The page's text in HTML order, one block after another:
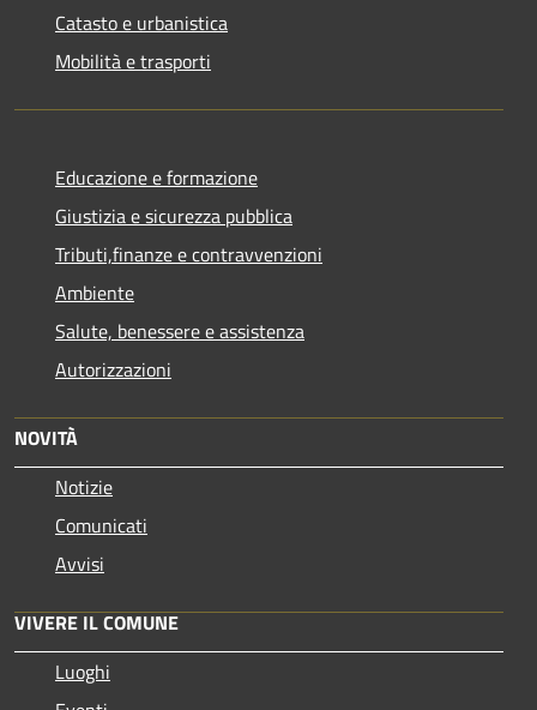
Catasto e urbanistica
Mobilità e trasporti
Educazione e formazione
Giustizia e sicurezza pubblica
Tributi,finanze e contravvenzioni
Ambiente
Salute, benessere e assistenza
Autorizzazioni
NOVITÀ
Notizie
Comunicati
Avvisi
VIVERE IL COMUNE
Luoghi